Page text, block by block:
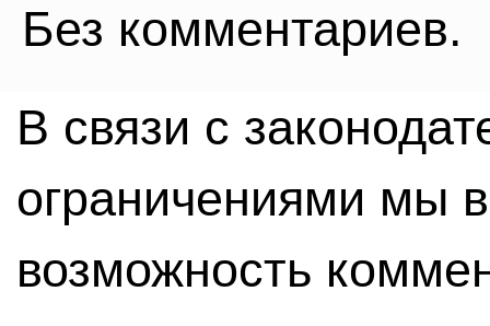
Без комментариев.
В связи с
ограничениями мы
возможность